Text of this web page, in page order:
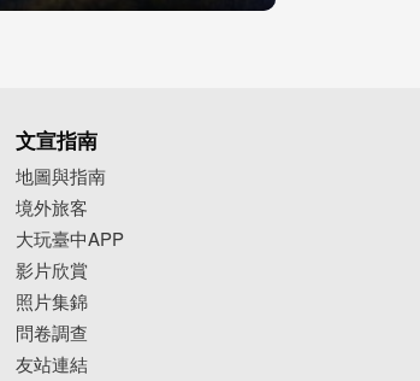
文宣指南
地圖與指南
境外旅客
大玩臺中APP
影片欣賞
照片集錦
問卷調查
友站連結